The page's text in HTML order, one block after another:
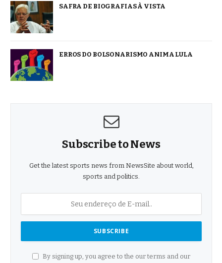
SAFRA DE BIOGRAFIAS À VISTA
ERROS DO BOLSONARISMO ANIMA LULA
Subscribe to News
Get the latest sports news from NewsSite about world,
sports and politics.
By signing up, you agree to the our terms and our